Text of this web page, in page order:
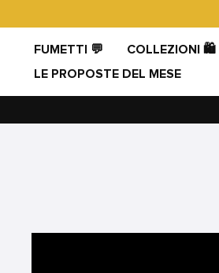
direttamente
contenuti
FUMETTI 💬 COLLEZIONI 🛍️
LE PROPOSTE DEL MESE